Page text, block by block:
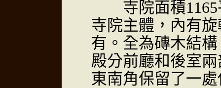
寺院面積1165
寺院主體，內有
有。全為磚木結
殿分前廳和後室
東南角保留了一